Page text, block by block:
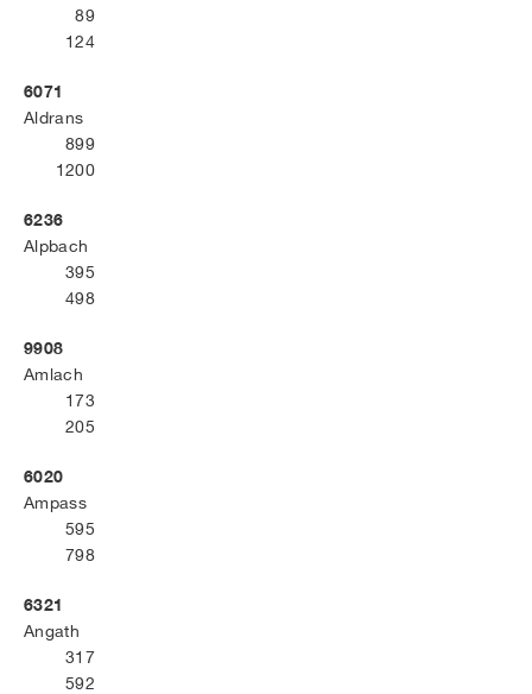
89
124
6071
Aldrans
899
1200
6236
Alpbach
395
498
9908
Amlach
173
205
6020
Ampass
595
798
6321
Angath
317
592